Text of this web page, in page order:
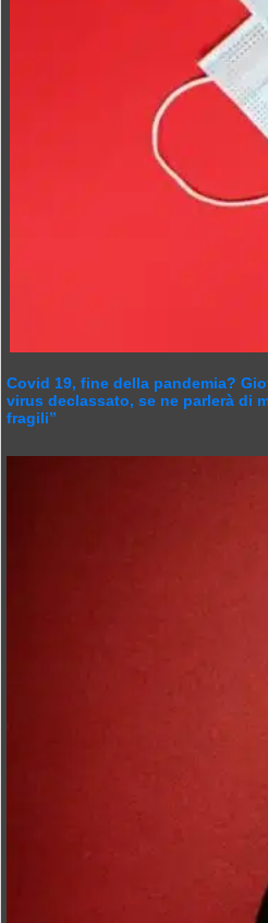
Covid 19, fine della pandemia?
virus declassato, se ne parlerà di
fragili”